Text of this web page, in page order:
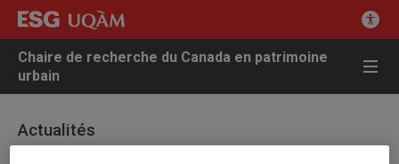
Chaire de recherche du Canada en patrimoine
urbain
Actualités